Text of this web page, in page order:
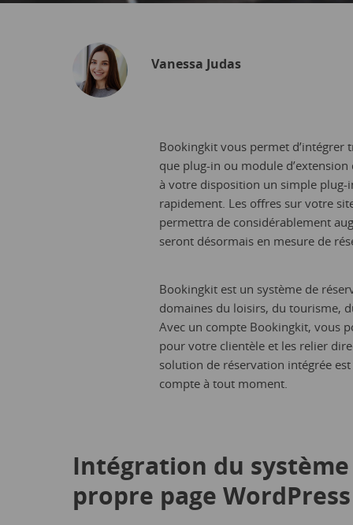
Vanessa Judas
Bookingkit vous permet
que plug-in ou module
à votre disposition un simple
rapidement. Les offres sur votre
permettra de considérablement
seront désormais en mesure de
Bookingkit est un système de
domaines du loisirs, du tourisme,
Avec un compte Bookingkit, vous
pour votre clientèle et les relier
solution de réservation intégrée
compte à tout moment.
Intégration du
propre page WordPress